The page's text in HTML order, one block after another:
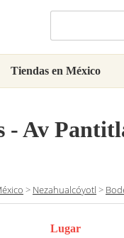
Tiendas en México
- Av
> Nezahualcóyotl >
Lugar